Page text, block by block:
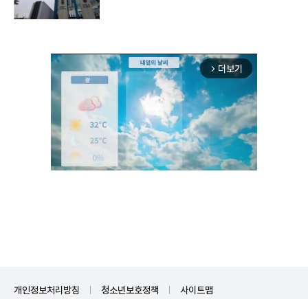
arrow_forward_ios 더보기
개인정보처리방침 청소년보호정책 사이트맵